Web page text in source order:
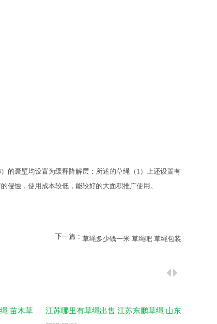
的囊壁均设置为缓释降解层；所述的草绳（1）上还设置有
侵蚀，使用成本较低，能较好的大面积推广使用。
下一篇： 草绳多少钱一米 草绳吧 草绳包装
苗木草
江苏哪里有草绳出售 江苏东鹏草绳 山东